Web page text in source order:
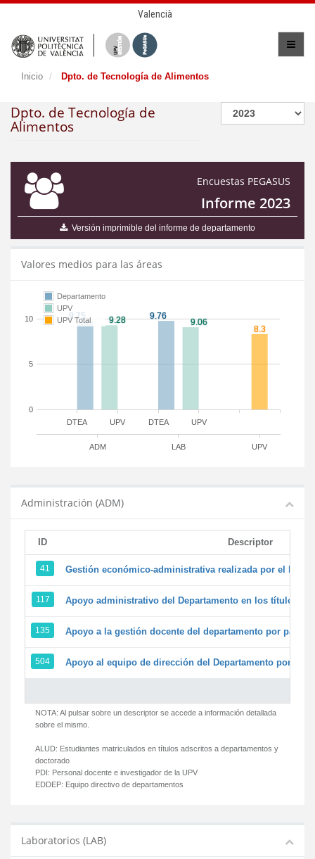
Valencià
Inicio Dpto. de Tecnología de Alimentos
Dpto. de Tecnología de
Alimentos
Encuestas PEGASUS
Informe 2023
Versión imprimible del informe de departamento
Valores medios para las áreas
DTEA DTEA
UPV UPV
ADM LAB UPV
0
5
10
Departamento
UPV
UPV Total
Administración (ADM)
ID Descriptor
41 Gestión económico-administrativa realizada por el
117 Apoyo administrativo del Departamento en los títulos de
135 Apoyo a la gestión docente del departamento por parte
504 Apoyo al equipo de dirección del Departamento por
NOTA: Al pulsar sobre un descriptor se accede a información detallada
sobre el mismo.
ALUD: Estudiantes matriculados en títulos adscritos a departamentos y
doctorado
PDI: Personal docente e investigador de la UPV
EDDEP: Equipo directivo de departamentos
Laboratorios (LAB)